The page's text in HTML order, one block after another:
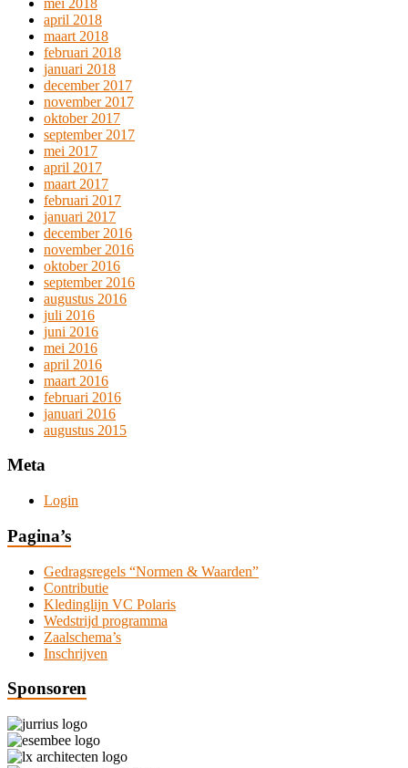
april 2018
maart 2018
februari 2018
januari 2018
december 2017
november 2017
oktober 2017
september 2017
mei 2017
april 2017
maart 2017
februari 2017
januari 2017
december 2016
november 2016
oktober 2016
september 2016
augustus 2016
juli 2016
juni 2016
mei 2016
april 2016
maart 2016
februari 2016
januari 2016
augustus 2015
Meta
Login
Pagina’s
Gedragsregels “Normen & Waarden”
Contributie
Kledinglijn VC Polaris
Wedstrijd programma
Zaalschema’s
Inschrijven
Sponsoren